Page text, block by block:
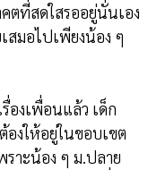
ที่สดใสรออยู่นั่นเอง
สมอไปเพียงน้อง ๆ
งเพื่อนแล้ว เด็ก
งให้อยู่ในขอบเขต
ราะน้อง ๆ ม.ปลาย